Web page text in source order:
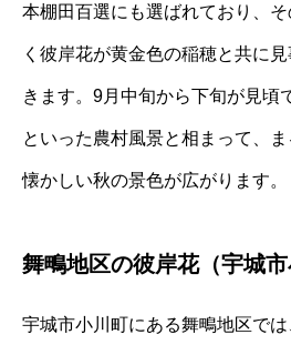
本棚田百選にも選ばれており、
く彼岸花が黄金色の稲穂と共に
きます。9月中旬から下旬が見頃
といった農村風景と相まって、
懐かしい秋の景色が広がります。
舞鴫地区の彼岸花（宇城市
宇城市小川町にある舞鴫地区で